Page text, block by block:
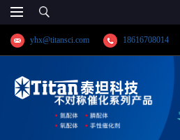
yhx@titansci.com 18616708014